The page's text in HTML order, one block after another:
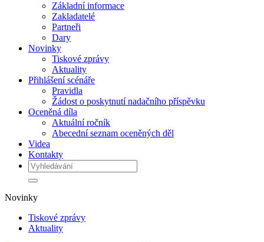
Základní informace
Zakladatelé
Partneři
Dary
Novinky
Tiskové zprávy
Aktuality
Přihlášení scénáře
Pravidla
Žádost o poskytnutí nadačního příspěvku
Oceněná díla
Aktuální ročník
Abecední seznam oceněných děl
Videa
Kontakty
Novinky
Tiskové zprávy
Aktuality